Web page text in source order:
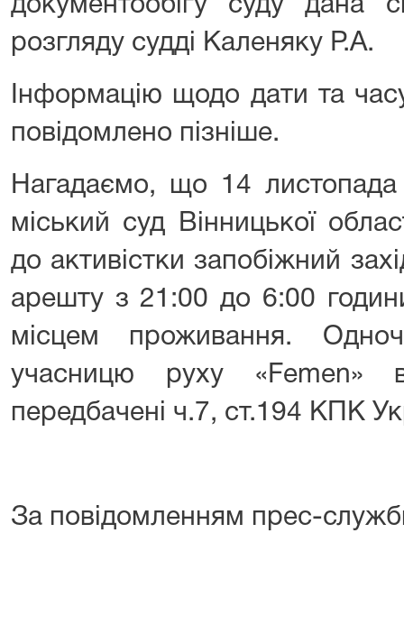
документообігу суду дана
розгляду судді Каленяку Р.А.
Інформацію щодо дати та
повідомлено пізніше.
Нагадаємо, що 14
міський суд Вінницької
до активістки запобіжний
арешту з 21:00 до 6:00
місцем проживання.
учасницю руху «Femen»
передбачені ч.7, ст.194 КПК
За повідомленням прес-